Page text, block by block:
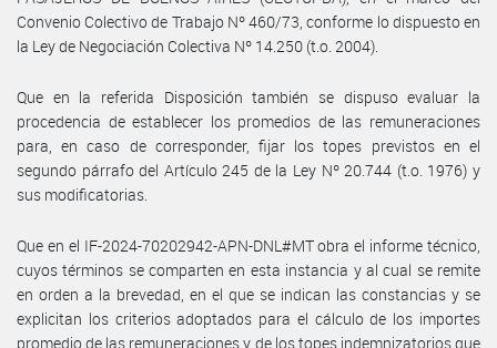
Convenio Colectivo de Trabajo Nº 460/73, conforme lo dispuesto en
la Ley de Negociación Colectiva Nº 14.250 (t.o. 2004).
Que en la referida Disposición también se dispuso evaluar la
procedencia de establecer los promedios de las remuneraciones
para, en caso de corresponder, fijar los topes previstos en el
segundo párrafo del Artículo 245 de la Ley Nº 20.744 (t.o. 1976) y
sus modificatorias.
Que en el IF-2024-70202942-APN-DNL#MT obra el informe técnico,
cuyos términos se comparten en esta instancia y al cual se remite
en orden a la brevedad, en el que se indican las constancias y se
explicitan los criterios adoptados para el cálculo de los importes
promedio de las remuneraciones y de los topes indemnizatorios que